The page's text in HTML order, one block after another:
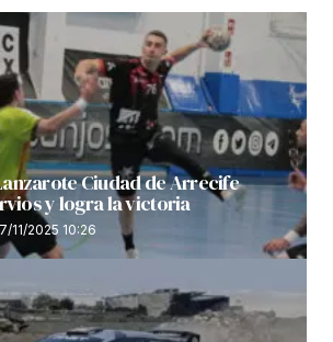
Ciudad de Arrecife
y logra la victoria
11/2025 10:26